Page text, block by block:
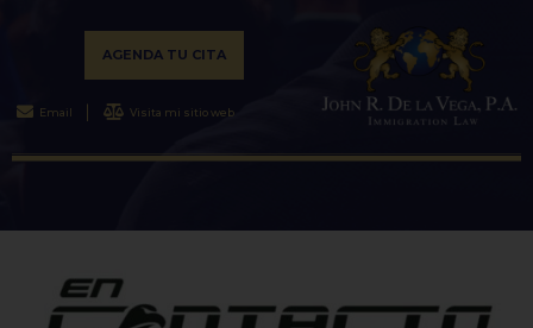
AGENDA TU CITA
Email Visita mi sitio web